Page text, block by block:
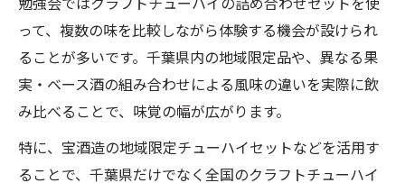
って、複数の味を比較しながら体験する機会が設けられ
ることが多いです。千葉県内の地域限定品や、異なる果
実・ベース酒の組み合わせによる風味の違いを実際に飲
み比べることで、味覚の幅が広がります。
特に、宝酒造の地域限定チューハイセットなどを活用す
ることで、千葉県だけでなく全国のクラフトチューハイ